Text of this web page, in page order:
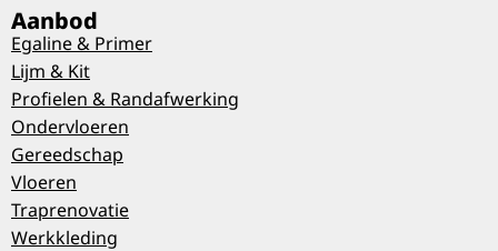
Aanbod
Egaline & Primer
Lijm & Kit
Profielen & Randafwerking
Ondervloeren
Gereedschap
Vloeren
Traprenovatie
Werkkleding